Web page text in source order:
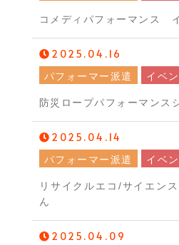
コメディパフォーマンス
2025.04.16
パフォーマー派遣 イベ
防災ロープパフォーマンス
2025.04.14
パフォーマー派遣 イベ
リサイクルエコ/サイエン
ん
2025.04.09